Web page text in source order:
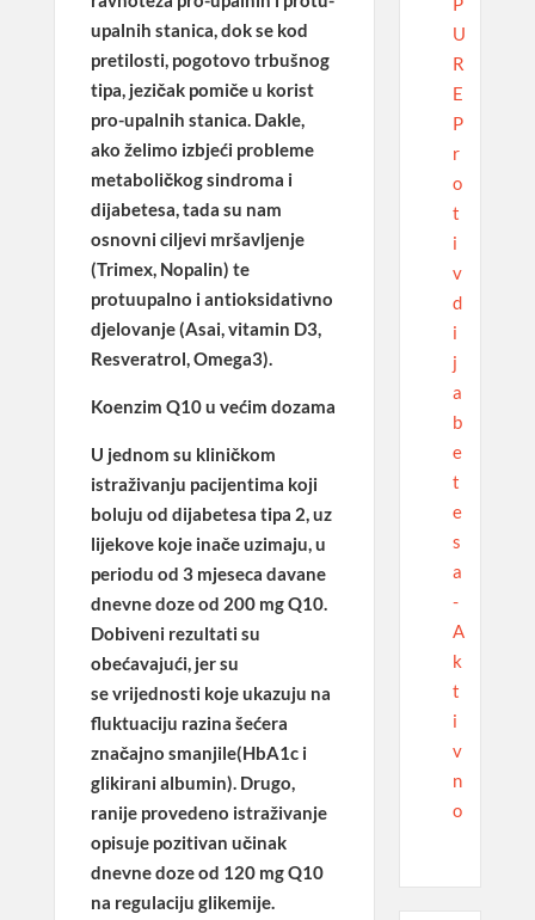
upalnih stanica, dok se kod
pretilosti, pogotovo trbušnog
tipa, jezičak pomiče u korist
pro-upalnih stanica. Dakle,
ako želimo izbjeći probleme
metaboličkog sindroma i
dijabetesa, tada su nam
osnovni ciljevi mršavljenje
(Trimex, Nopalin) te
protuupalno i antioksidativno
djelovanje (Asai, vitamin D3,
Resveratrol, Omega3).
Koenzim Q10 u većim dozama
U jednom su kliničkom
istraživanju pacijentima koji
boluju od dijabetesa tipa 2, uz
lijekove koje inače uzimaju, u
periodu od 3 mjeseca davane
dnevne doze od 200 mg Q10.
Dobiveni rezultati su
obećavajući, jer su
sevrijednosti koje ukazuju na
fluktuaciju razina šećera
značajno smanjile(HbA1c i
glikirani albumin). Drugo,
ranije provedeno istraživanje
opisuje pozitivan učinak
dnevne doze od 120 mg Q10
na regulaciju glikemije.
U
R
E
P
r
o
t
i
v
d
i
j
a
b
e
t
e
s
a
-
A
k
t
i
v
n
o